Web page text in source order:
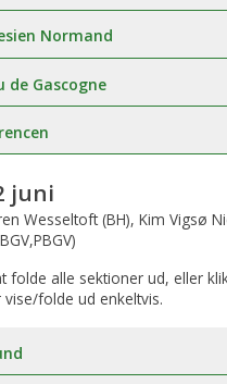
Normand
de Gascogne
juni
Wesseltoft (BH), Kim Vigsø
folde alle sektioner ud, eller
folde ud enkeltvis.